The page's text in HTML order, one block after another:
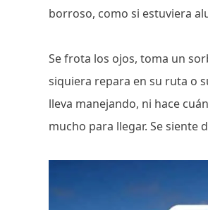
borroso, como si estuviera
Se frota los ojos, toma un
siquiera repara en su ruta o
lleva manejando, ni hace
mucho para llegar. Se siente